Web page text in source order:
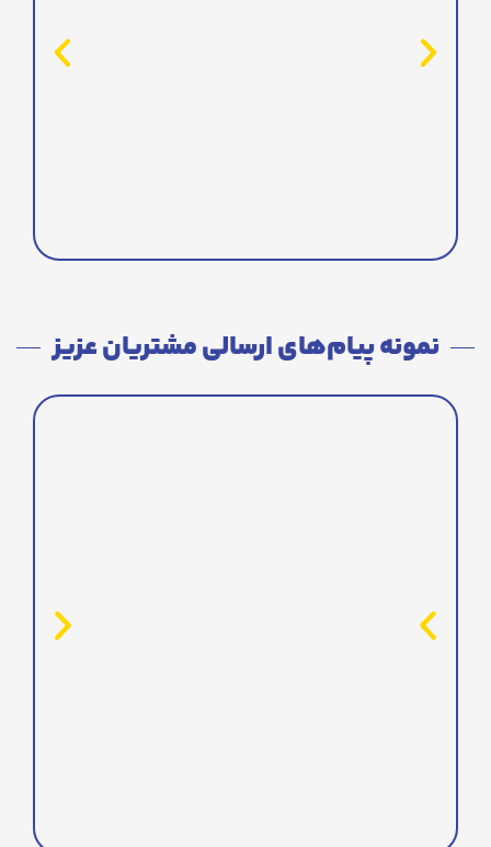
نمونه پیام‌های ارسالی مشتریان عزیز